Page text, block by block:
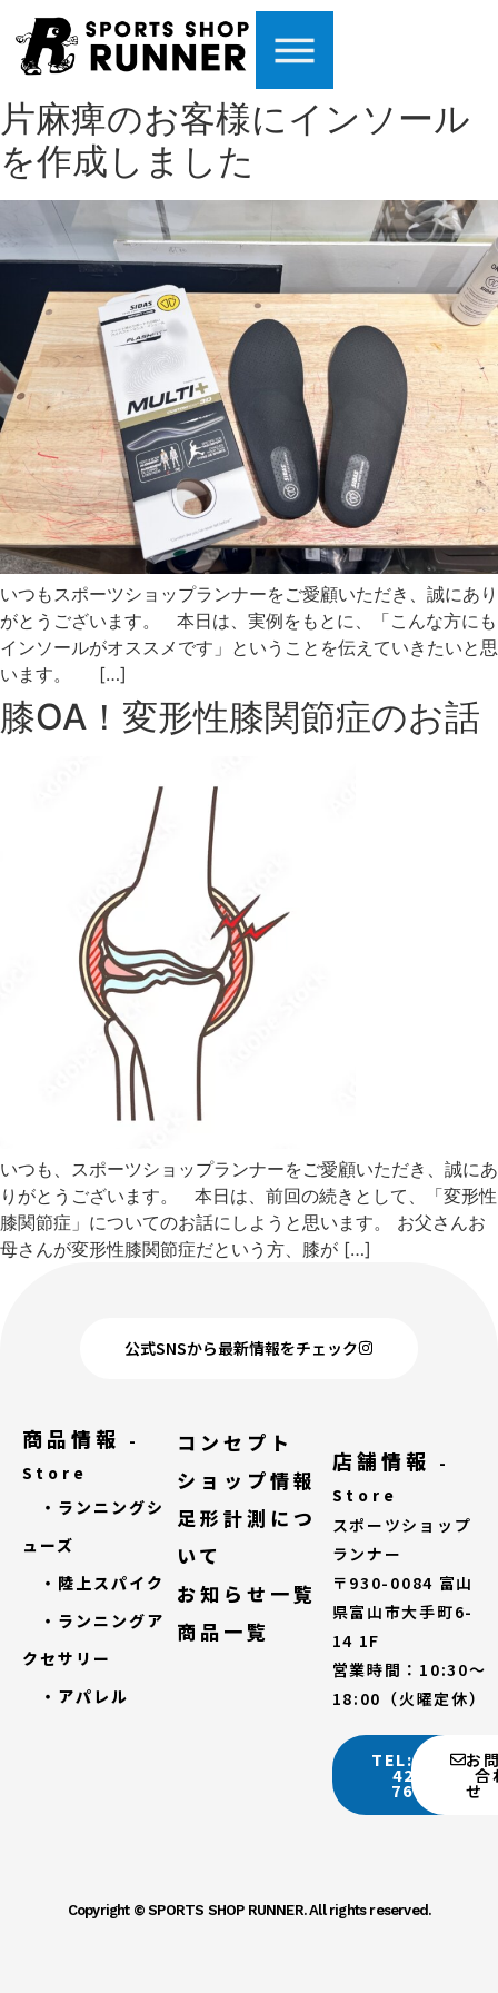
片麻痺のお客様にインソール
を作成しました
いつもスポーツショップランナーをご愛顧いただき、誠にあり
がとうございます。 本日は、実例をもとに、「こんな方にも
インソールがオススメです」ということを伝えていきたいと思
います。 […]
膝OA！変形性膝関節症のお話
いつも、スポーツショップランナーをご愛顧いただき、誠にあ
りがとうございます。 本日は、前回の続きとして、「変形性
膝関節症」についてのお話にしようと思います。 お父さんお
母さんが変形性膝関節症だという方、膝が […]
公式SNSから最新情報をチェック
商品情報
-
Store
・ランニングシ
ューズ
・陸上スパイク
・ランニングア
クセサリー
・アパレル
コンセプト
ショップ情報
足形計測につ
いて
お知らせ一覧
商品一覧
店舗情報
-
Store
スポーツショップ
ランナー
〒930-0084 富山
県富山市大手町6-
14 1F
営業時間：10:30～
18:00（火曜定休）
TEL:076-
422-
7688
お
合
Copyright © SPORTS SHOP RUNNER. All rights reserved.